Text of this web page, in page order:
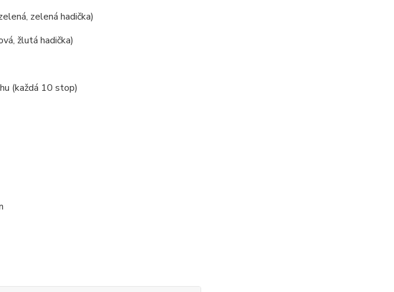
zelená hadička)
žlutá hadička)
(každá 10 stop)